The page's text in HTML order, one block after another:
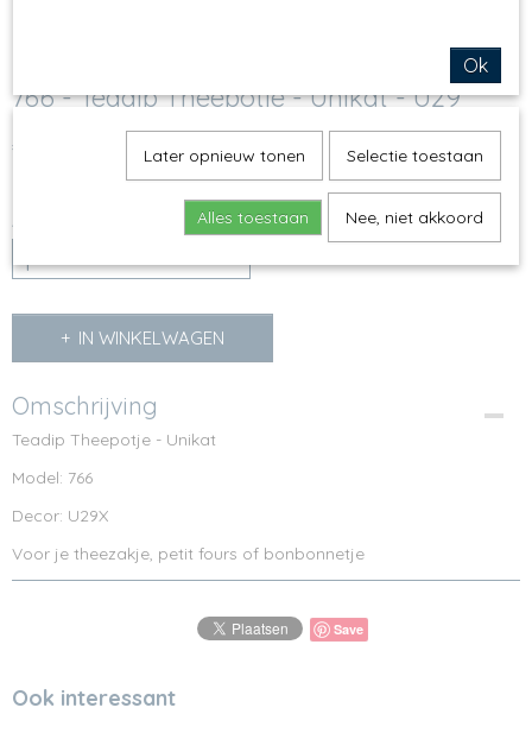
766 - Teadip Theepotje - Unikat - U29
€ 9,95 (inclusief btw 21%)
Op voorraad
Aantal
IN WINKELWAGEN
Omschrijving
Teadip Theepotje - Unikat
Model: 766
Decor: U29X
Voor je theezakje, petit fours of bonbonnetje
Save
Ook interessant
Ok
Later opnieuw tonen Selectie toestaan
Alles toestaan Nee, niet akkoord